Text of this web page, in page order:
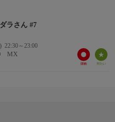
ラさん #7
22:30～23:00
MX